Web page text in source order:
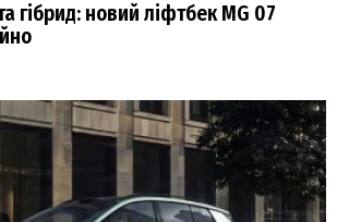
гібрид: новий ліфтбек MG 07